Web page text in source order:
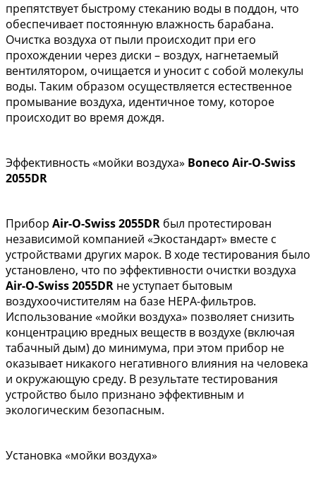
препятствует быстрому стеканию воды в поддон, что
обеспечивает постоянную влажность барабана.
Очистка воздуха от пыли происходит при его
прохождении через диски – воздух, нагнетаемый
вентилятором, очищается и уносит с собой молекулы
воды. Таким образом осуществляется естественное
промывание воздуха, идентичное тому, которое
происходит во время дождя.
Эффективность «мойки воздуха» Boneco Air-O-Swiss
2055DR
Прибор Air-O-Swiss 2055DR был протестирован
независимой компанией «Экостандарт» вместе с
устройствами других марок. В ходе тестирования было
установлено, что по эффективности очистки воздуха
Air-O-Swiss 2055DR не уступает бытовым
воздухоочистителям на базе HEPA-фильтров.
Использование «мойки воздуха» позволяет снизить
концентрацию вредных веществ в воздухе (включая
табачный дым) до минимума, при этом прибор не
оказывает никакого негативного влияния на человека
и окружающую среду. В результате тестирования
устройство было признано эффективным и
экологическим безопасным.
Установка «мойки воздуха»